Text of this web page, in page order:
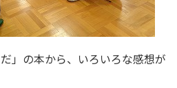
」の本から、いろいろな感想が